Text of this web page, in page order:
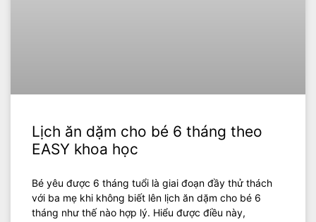
Lịch ăn dặm cho bé 6 tháng theo
EASY khoa học
Bé yêu được 6 tháng tuổi là giai đoạn đầy thử thách
với ba mẹ khi không biết lên lịch ăn dặm cho bé 6
tháng như thế nào hợp lý. Hiểu được điều này,